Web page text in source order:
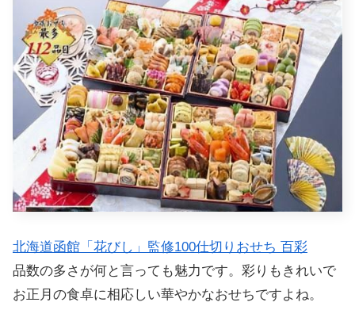
北海道函館「花びし」監修100仕切りおせち 百彩
品数の多さが何と言っても魅力です。彩りもきれいで
お正月の食卓に相応しい華やかなおせちですよね。